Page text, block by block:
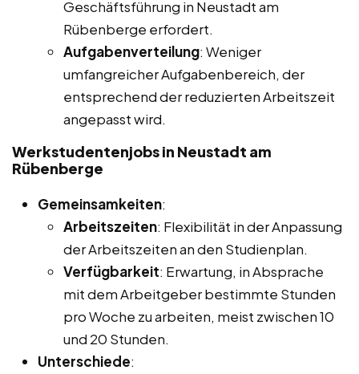
Geschäftsführung in Neustadt am
Rübenberge erfordert.
Aufgabenverteilung: Weniger
umfangreicher Aufgabenbereich, der
entsprechend der reduzierten Arbeitszeit
angepasst wird.
Werkstudentenjobs in Neustadt am
Rübenberge
Gemeinsamkeiten:
Arbeitszeiten: Flexibilität in der Anpassung
der Arbeitszeiten an den Studienplan.
Verfügbarkeit: Erwartung, in Absprache
mit dem Arbeitgeber bestimmte Stunden
pro Woche zu arbeiten, meist zwischen 10
und 20 Stunden.
Unterschiede: